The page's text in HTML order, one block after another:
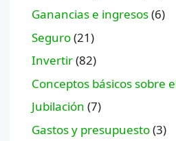
Ganancias e ingresos(6)
Seguro(21)
Invertir(82)
Conceptos básicos sobre
Jubilación (7)
Gastos y presupuesto(3)